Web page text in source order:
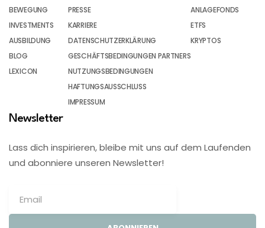
BEWEGUNG
INVESTMENTS
AUSBILDUNG
BLOG
LEXICON
PRESSE
KARRIERE
DATENSCHUTZERKLÄRUNG
GESCHÄFTSBEDINGUNGEN PARTNERS
NUTZUNGSBEDINGUNGEN
HAFTUNGSAUSSCHLUSS
IMPRESSUM
ANLAGEFONDS
ETFS
KRYPTOS
Newsletter
Lass dich inspirieren, bleibe mit uns auf dem Laufenden
und abonniere unseren Newsletter!